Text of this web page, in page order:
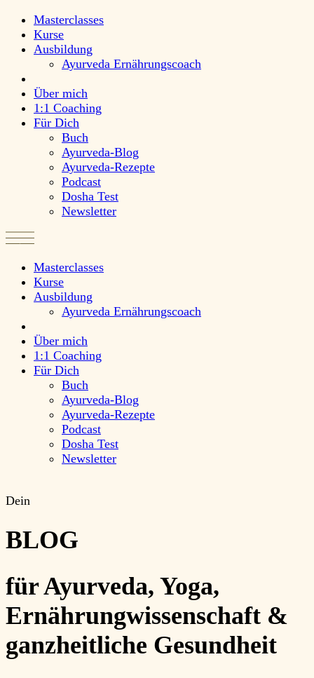
Masterclasses
Kurse
Ausbildung
Ayurveda Ernährungscoach
Über mich
1:1 Coaching
Für Dich
Buch
Ayurveda-Blog
Ayurveda-Rezepte
Podcast
Dosha Test
Newsletter
Masterclasses
Kurse
Ausbildung
Ayurveda Ernährungscoach
Über mich
1:1 Coaching
Für Dich
Buch
Ayurveda-Blog
Ayurveda-Rezepte
Podcast
Dosha Test
Newsletter
Dein
BLOG
für Ayurveda, Yoga,
Ernährungwissenschaft &
ganzheitliche Gesundheit